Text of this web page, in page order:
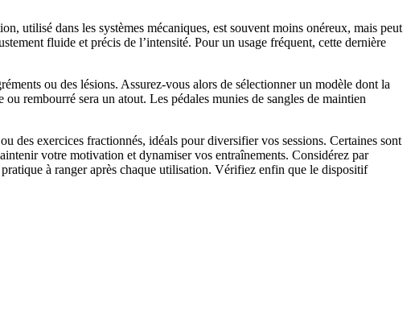
utilisé dans les systèmes mécaniques, est souvent moins onéreux, mais peut
fluide et précis de l’intensité. Pour un usage fréquent, cette dernière
ou des lésions. Assurez-vous alors de sélectionner un modèle dont la
rembourré sera un atout. Les pédales munies de sangles de maintien
des exercices fractionnés, idéals pour diversifier vos sessions. Certaines sont
votre motivation et dynamiser vos entraînements. Considérez par
à ranger après chaque utilisation. Vérifiez enfin que le dispositif